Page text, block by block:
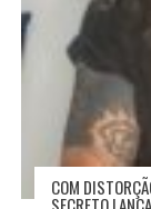
COM